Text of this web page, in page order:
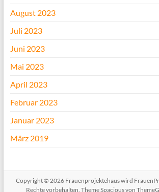
August 2023
Juli 2023
Juni 2023
Mai 2023
April 2023
Februar 2023
Januar 2023
März 2019
Copyright © 2026 Frauenprojektehaus wird
Rechte vorbehalten. ThemeSpaciousvon